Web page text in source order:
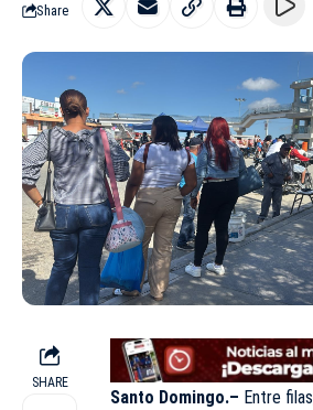
Share
SHARE
Santo Domingo.– Entre